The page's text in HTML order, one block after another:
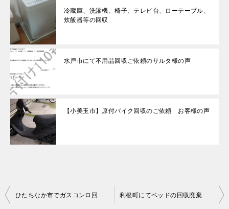
冷蔵庫、洗濯機、椅子、テレビ台、ローテーブル、
炊飯器等の回収
水戸市にて不用品回収ご依頼のサルタ様の声
【小美玉市】原付バイク回収のご依頼 お客様の声
投
ひたちなか市でガスコンロ回収のご依頼 お客様の声 利根町にてベッドの回収廃棄 お客様の声